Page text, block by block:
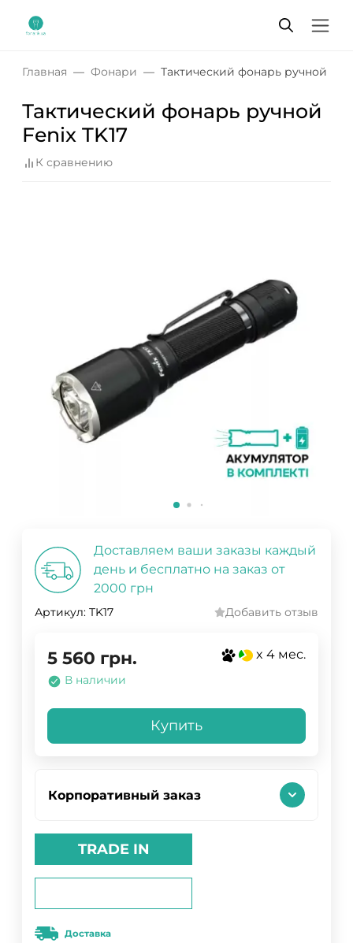
Главная Фонари Тактический фонарь ручной
Тактический фонарь ручной
Fenix ​​TK17
К сравнению
Доставляем ваши заказы каждый
день и бесплатно на заказ от
2000 грн
Артикул: TK17 Добавить отзыв
5 560 грн. x 4 мес.
В наличии
Купить
Корпоративный заказ
TRADE IN
Доставка